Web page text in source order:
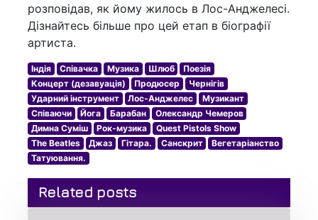
розповідав, як йому жилось в Лос-Анджелесі.
Дізнайтесь більше про цей етап в біографії
артиста.
Індія Співачка Музика Шлюб
Поезія
Концерт (дезавуація)
Продюсер
Чернігів
Ударний інструмент
Лос-Анджелес
Музикант
Співаючи
Йога Барабан
Олександр Чемеров
Димна Суміш
Рок-музика
Quest Pistols Show
The Beatles
Джаз Гітара. Санскрит
Вегетаріанство
Татуювання.
Related posts